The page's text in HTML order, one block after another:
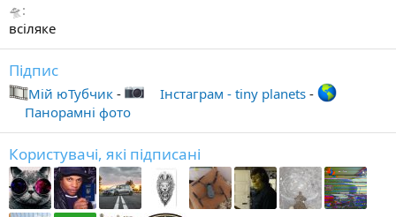
🛸
всіляке
Підпис
Miй юТубчик - Інстаграм - tiny planets -
Панорамні фото
Користувачі, які підписані